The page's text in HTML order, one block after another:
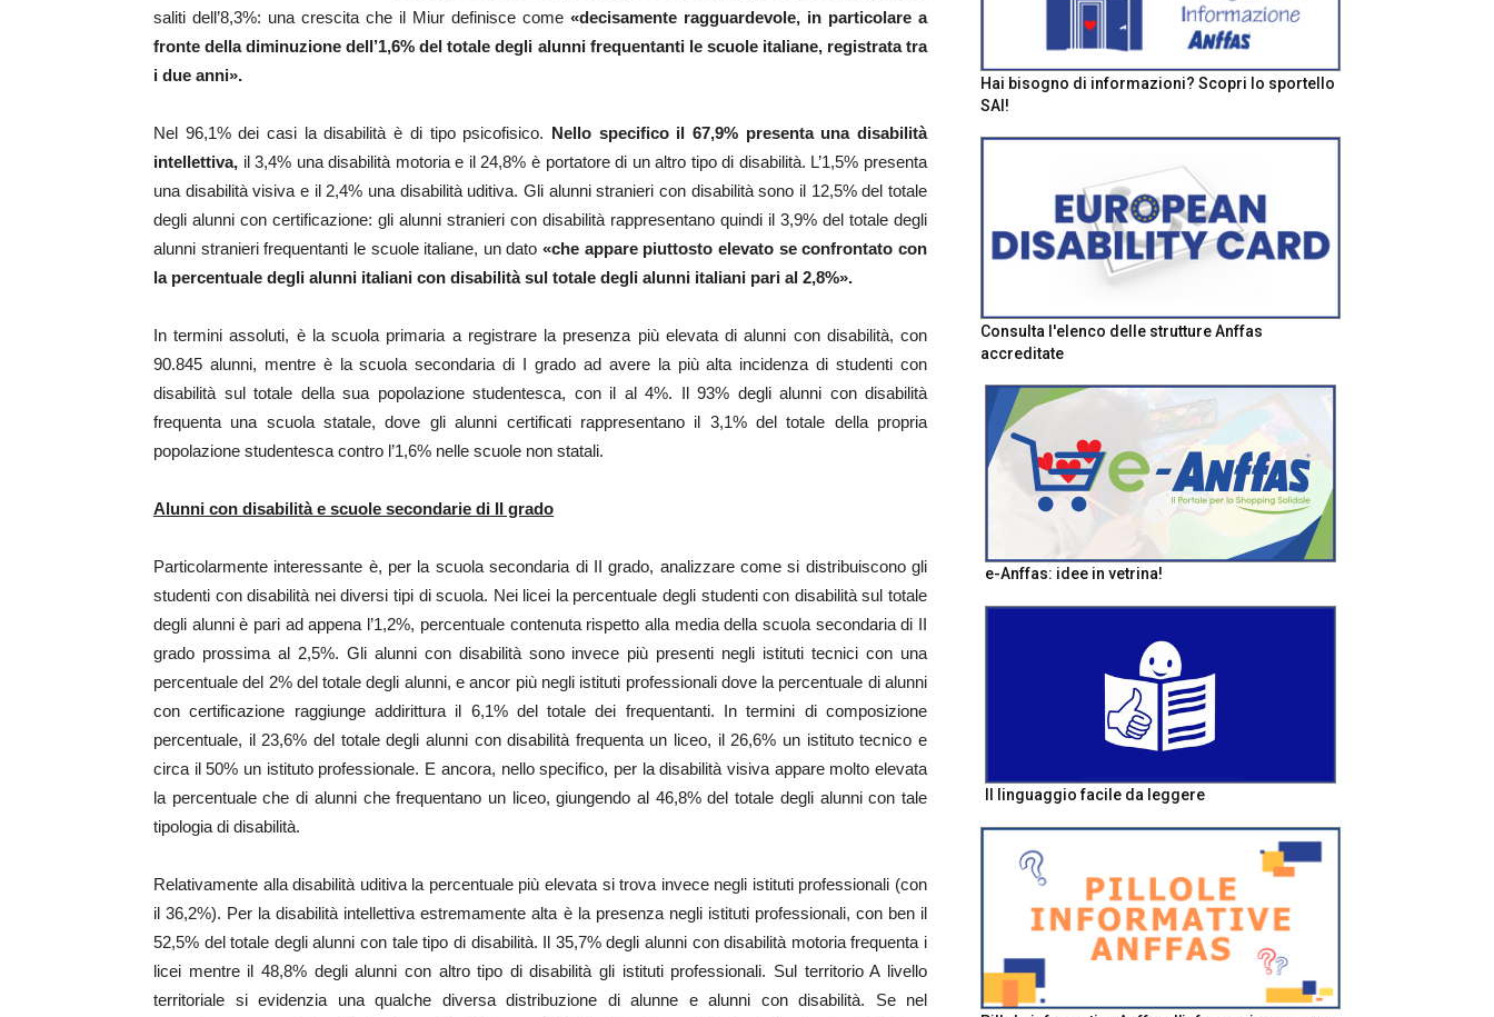
saliti dell’8,3%: una crescita che il Miur definisce come «decisamente ragguardevole, in particolare a
fronte della diminuzione dell’1,6% del totale degli alunni frequentanti le scuole italiane, registrata tra
i due anni».
Nel 96,1% dei casi la disabilità è di tipo psicofisico. Nello specifico il 67,9% presenta una disabilità
intellettiva, il 3,4% una disabilità motoria e il 24,8% è portatore di un altro tipo di disabilità. L’1,5% presenta
una disabilità visiva e il 2,4% una disabilità uditiva. Gli alunni stranieri con disabilità sono il 12,5% del totale
degli alunni con certificazione: gli alunni stranieri con disabilità rappresentano quindi il 3,9% del totale degli
alunni stranieri frequentanti le scuole italiane, un dato«che appare piuttosto elevato se confrontato con
la percentuale degli alunni italiani con disabilità sul totale degli alunni italiani pari al 2,8%».
In termini assoluti, è la scuola primaria a registrare la presenza più elevata di alunni con disabilità, con
90.845 alunni, mentre è la scuola secondaria di I grado ad avere la più alta incidenza di studenti con
disabilità sul totale della sua popolazione studentesca, con il al 4%. Il 93% degli alunni con disabilità
frequenta una scuola statale, dove gli alunni certificati rappresentano il 3,1% del totale della propria
popolazione studentesca contro l’1,6% nelle scuole non statali.
Alunni con disabilità e scuole secondarie di II grado
Particolarmente interessante è, per la scuola secondaria di II grado, analizzare come si distribuiscono gli
studenti con disabilità nei diversi tipi di scuola. Nei licei la percentuale degli studenti con disabilità sul totale
degli alunni è pari ad appena l’1,2%, percentuale contenuta rispetto alla media della scuola secondaria di II
grado prossima al 2,5%. Gli alunni con disabilità sono invece più presenti negli istituti tecnici con una
percentuale del 2% del totale degli alunni, e ancor più negli istituti professionali dove la percentuale di alunni
con certificazione raggiunge addirittura il 6,1% del totale dei frequentanti. In termini di composizione
percentuale, il 23,6% del totale degli alunni con disabilità frequenta un liceo, il 26,6% un istituto tecnico e
circa il 50% un istituto professionale. E ancora, nello specifico, per la disabilità visiva appare molto elevata
la percentuale che di alunni che frequentano un liceo, giungendo al 46,8% del totale degli alunni con tale
tipologia di disabilità.
Relativamente alla disabilità uditiva la percentuale più elevata si trova invece negli istituti professionali (con
il 36,2%). Per la disabilità intellettiva estremamente alta è la presenza negli istituti professionali, con ben il
52,5% del totale degli alunni con tale tipo di disabilità. Il 35,7% degli alunni con disabilità motoria frequenta i
licei mentre il 48,8% degli alunni con altro tipo di disabilità gli istituti professionali. Sul territorio A livello
territoriale si evidenzia una qualche diversa distribuzione di alunne e alunni con disabilità. Se nel
Hai bisogno di informazioni? Scopri lo sportello
SAI!
Consulta l'elenco delle strutture Anffas
accreditate
e-Anffas: idee in vetrina!
Il linguaggio facile da leggere